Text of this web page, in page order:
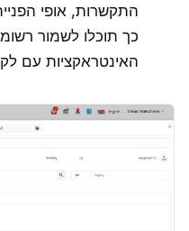
התקשרות, אופי
כך תוכלו לשמור
האינטראקציות עם